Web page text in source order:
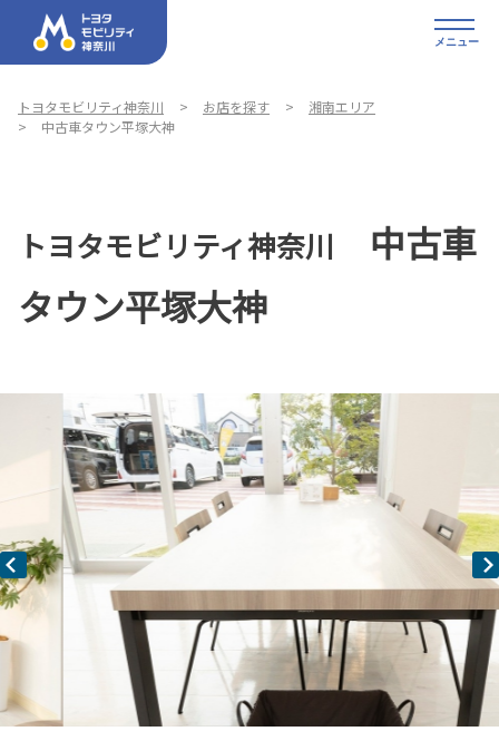
メニュー
トヨタモビリティ神奈川 お店を探す
湘南エリア
中古車タウン平塚大神
トヨタモビリティ神奈川
中古車
タウン平塚大神